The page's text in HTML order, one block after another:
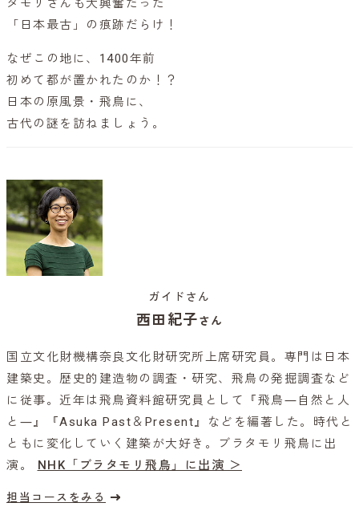
タモリさんも大興奮だった
「日本最古」の痕跡だらけ！
なぜこの地に、1400年前
初めて都が置かれたのか！？
日本の原風景・飛鳥に、
古代の謎を訪ねましょう。
ガイドさん
西田紀子さん
国立文化財機構奈良文化財研究所上席研究員。専門は日本
建築史。歴史的建造物の調査・研究、飛鳥の発掘調査など
に従事。近年は飛鳥資料館研究員として『飛鳥―自然と人
と―』『Asuka Past＆Present』などを編著した。時代と
ともに変化していく建築が大好き。ブラタモリ飛鳥に出
演。 NHK「ブラタモリ飛鳥」に出演 ＞
担当コースをみる